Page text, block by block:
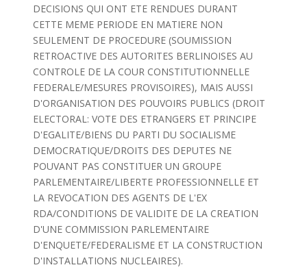
DECISIONS QUI ONT ETE RENDUES DURANT
CETTE MEME PERIODE EN MATIERE NON
SEULEMENT DE PROCEDURE (SOUMISSION
RETROACTIVE DES AUTORITES BERLINOISES AU
CONTROLE DE LA COUR CONSTITUTIONNELLE
FEDERALE/MESURES PROVISOIRES), MAIS AUSSI
D'ORGANISATION DES POUVOIRS PUBLICS (DROIT
ELECTORAL: VOTE DES ETRANGERS ET PRINCIPE
D'EGALITE/BIENS DU PARTI DU SOCIALISME
DEMOCRATIQUE/DROITS DES DEPUTES NE
POUVANT PAS CONSTITUER UN GROUPE
PARLEMENTAIRE/LIBERTE PROFESSIONNELLE ET
LA REVOCATION DES AGENTS DE L'EX
RDA/CONDITIONS DE VALIDITE DE LA CREATION
D'UNE COMMISSION PARLEMENTAIRE
D'ENQUETE/FEDERALISME ET LA CONSTRUCTION
D'INSTALLATIONS NUCLEAIRES).